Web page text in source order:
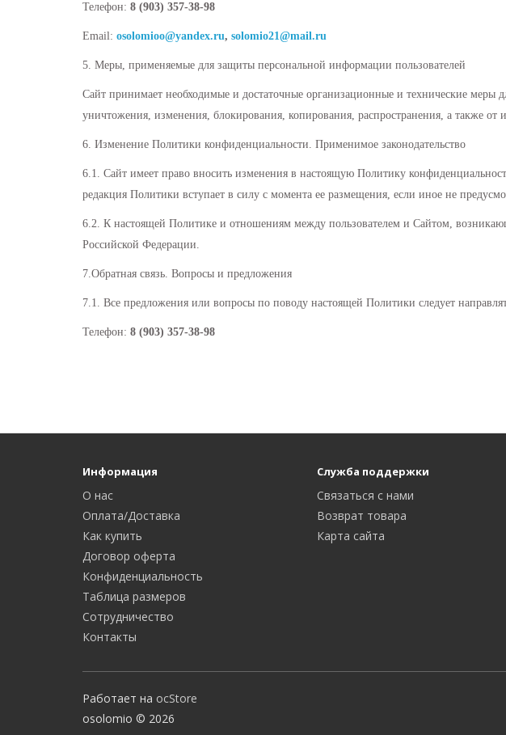
Телефон: 8 (903) 357-38-98
Email: osolomioo@yandex.ru, solomio21@mail.ru
5. Меры, применяемые для защиты персональной информации пользователей
Сайт принимает необходимые и достаточные организационные и технические меры
уничтожения, изменения, блокирования, копирования, распространения, а также
6. Изменение Политики конфиденциальности. Применимое законодательство
6.1. Сайт имеет право вносить изменения в настоящую Политику
редакция Политики вступает в силу с момента ее размещения, если иное не
6.2. К настоящей Политике и отношениям между пользователем и Сайтом,
Российской Федерации.
7.Обратная связь. Вопросы и предложения
7.1. Все предложения или вопросы по поводу настоящей Политики следует
Телефон: 8 (903) 357-38-98
Информация
О нас
Оплата/Доставка
Как купить
Договор оферта
Конфиденциальность
Таблица размеров
Сотрудничество
Контакты
Служба поддержки
Связаться с нами
Возврат товара
Карта сайта
Работает на ocStore
osolomio © 2026